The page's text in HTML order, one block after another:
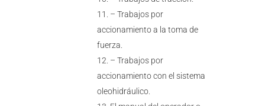
– Trabajos por
accionamiento a la toma de
fuerza.
– Trabajos por
accionamiento con el sistema
oleohidráulico.